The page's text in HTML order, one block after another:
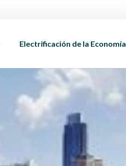
Electrificación de la Economía